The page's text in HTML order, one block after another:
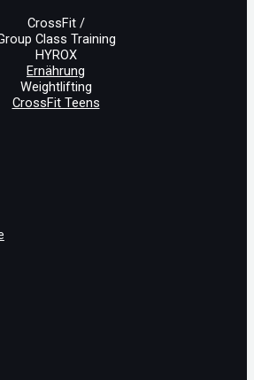
CrossFit /
Class Training
HYROX
Ernährung
Weightlifting
CrossFit Teens